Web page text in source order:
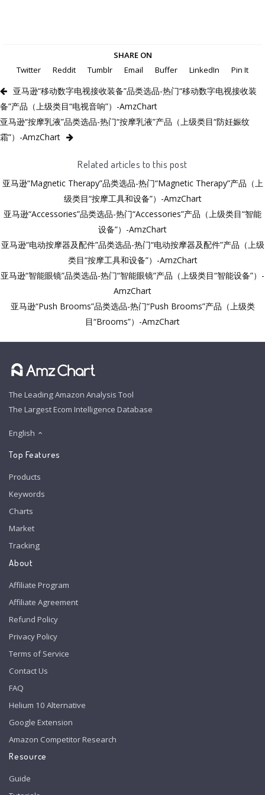
SHARE ON
Twitter
Reddit Tumblr Email Buffer LinkedIn Pin It
亚马逊“移动数字电视接收装备”品类选品-热门“移动数字电视接收装
备”产品（上级类目“电视音响”）-AmzChart
亚马逊“按摩乳液”品类选品-热门“按摩乳液”产品（上级类目“防妊娠纹
霜”）-AmzChart
Related articles to this post
亚马逊“Magnetic Therapy”品类选品-热门“Magnetic Therapy”产品（上
级类目“按摩工具和设备”）-AmzChart
亚马逊“Accessories”品类选品-热门“Accessories”产品（上级类目“智能
设备”）-AmzChart
亚马逊“电动按摩器及配件”品类选品-热门“电动按摩器及配件”产品（上级
类目“按摩工具和设备”）-AmzChart
亚马逊“智能眼镜”品类选品-热门“智能眼镜”产品（上级类目“智能设备”）-
AmzChart
亚马逊“Push Brooms”品类选品-热门“Push Brooms”产品（上级类
目“Brooms”）-AmzChart
The Leading Amazon Analysis Tool
The Largest Ecom Intelligence Database
English
Top Features
Products
Keywords
Charts
Market
Tracking
About
Affiliate Program
Affiliate Agreement
Refund Policy
Privacy Policy
Terms of Service
Contact Us
FAQ
Helium 10 Alternative
Google Extension
Amazon Competitor Research
Resource
Guide